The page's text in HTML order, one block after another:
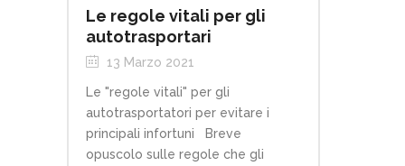
Le regole vitali per gli
autotrasportari
13 Marzo 2021
Le "regole vitali" per gli
autotrasportatori per evitare i
principali infortuni Breve
opuscolo sulle regole che gli